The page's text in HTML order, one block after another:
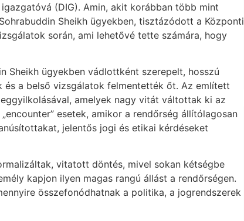
(DIG). Amin, akit korábban több mint
Sheikh ügyekben, tisztázódott a Központi
során, ami lehetővé tette számára, hogy
Sheikh ügyekben vádlottként szerepelt, hosszú
a belső vizsgálatok felmentették őt. Az említett
amelyek nagy vitát váltottak ki az
esetek, amikor a rendőrség állítólagosan
jelentős jogi és etikai kérdéseket
vitatott döntés, mivel sokan kétségbe
kapjon ilyen magas rangú állást a rendőrségen.
összefonódhatnak a politika, a jogrendszerek